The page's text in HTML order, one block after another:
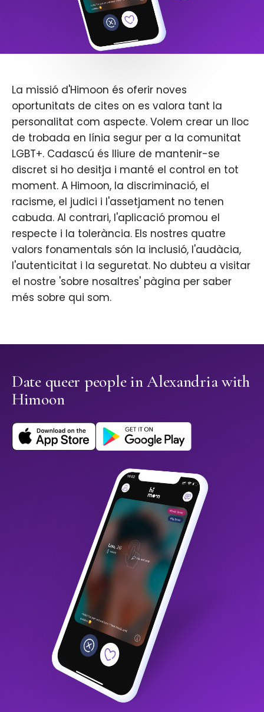
La missió d'Himoon és oferir noves
oportunitats de cites on es valora tant la
personalitat com aspecte. Volem crear un lloc
de trobada en línia segur per a la comunitat
LGBT+. Cadascú és lliure de mantenir-se
discret si ho desitja i manté el control en tot
moment. A Himoon, la discriminació, el
racisme, el judici i l'assetjament no tenen
cabuda. Al contrari, l'aplicació promou el
respecte i la tolerància. Els nostres quatre
valors fonamentals són la inclusió, l'audàcia,
l'autenticitat i la seguretat. No dubteu a visitar
el nostre 'sobre nosaltres' pàgina per saber
més sobre qui som.
Date queer people in Alexandria with
Himoon